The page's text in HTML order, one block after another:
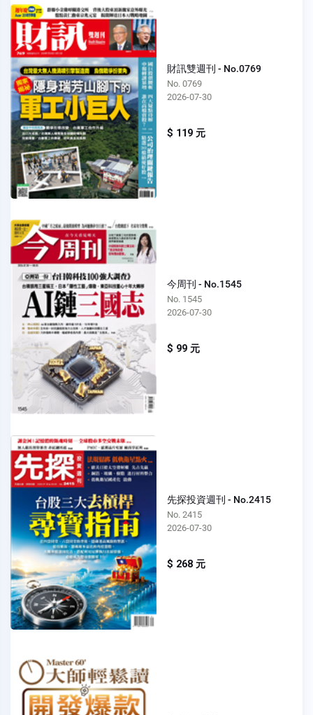
財訊雙週刊 - No.0769
No. 0769
2026-07-30
$ 119 元
今周刊 - No.1545
No. 1545
2026-07-30
$ 99 元
先探投資週刊 - No.2415
No. 2415
2026-07-30
$ 268 元